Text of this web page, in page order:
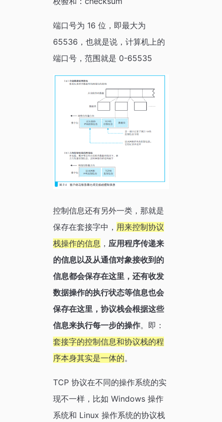
端口号为 16 位，即最大为
65536，也就是说，计算机上的
端口号，范围就是 0-65535
控制信息还有另外一类，那就是
保存在套接字中， 用来控制协议
栈操作的信息 ， 应用程序传递来
的信息以及从通信对象接收到的
信息都会保存在这里，还有收发
数据操作的执行状态等信息也会
保存在这里，协议栈会根据这些
信息来执行每一步的操作。即：
套接字的控制信息和协议栈的程
序本身其实是一体的。
TCP 协议在不同的操作系统的实
现不一样，比如 Windows 操作
系统和 Linux 操作系统的协议栈